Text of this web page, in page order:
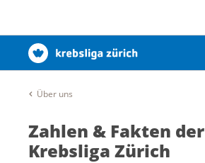
Über uns
Zahlen & Fakten der
Krebsliga Zürich